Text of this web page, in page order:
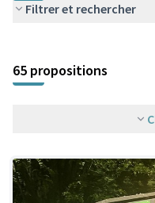
Filtrer et rechercher
+
−
65 propositions